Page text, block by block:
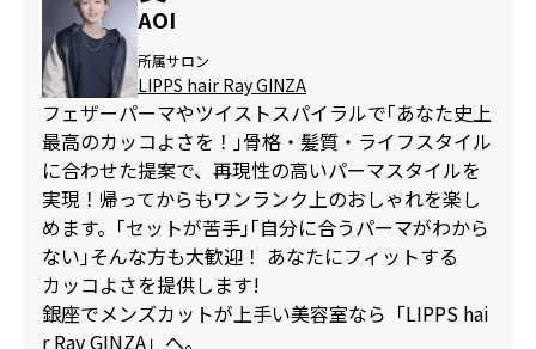
AOI
所属サロン
LIPPS hair Ray GINZA
フェザーパーマやツイストスパイラルで｢あなた史上
最高のカッコよさを！｣骨格・髪質・ライフスタイル
に合わせた提案で、再現性の高いパーマスタイルを
実現！帰ってからもワンランク上のおしゃれを楽し
めます。｢セットが苦手｣｢自分に合うパーマがわから
ない｣そんな方も大歓迎！ あなたにフィットする
カッコよさを提供します!
銀座でメンズカットが上手い美容室なら「LIPPS hai
r Ray GINZA」へ。